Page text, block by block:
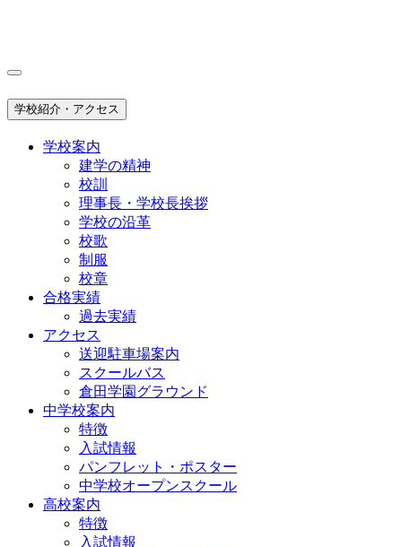
学校紹介・アクセス
学校案内
建学の精神
校訓
理事長・学校長挨拶
学校の沿革
校歌
制服
校章
合格実績
過去実績
アクセス
送迎駐車場案内
スクールバス
倉田学園グラウンド
中学校案内
特徴
入試情報
パンフレット・ポスター
中学校オープンスクール
高校案内
特徴
入試情報